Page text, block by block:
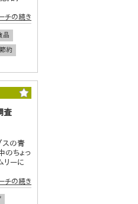
チの続き
品
節約
査
スの青
のちょっ
リーに
チの続き